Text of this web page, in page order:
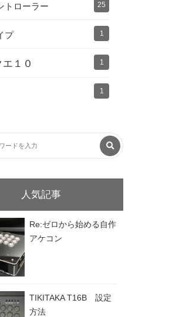
トローラー 25
プ 1
エ１０ 1
1
人気記事
Re:ゼロから始める自作
アケコン
TIKITAKA T16B 設定
方法